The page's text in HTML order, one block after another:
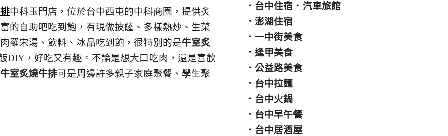
中科玉門店，位於台中西屯的中科商圈，提供炙
的自助吧吃到飽，有現做披薩、多樣熱炒、生菜
羅宋湯、飲料、冰品吃到飽，很特別的是牛室炙
DIY，好吃又有趣。不論是想大口吃肉，還是喜歡
牛室炙燒牛排可是周邊許多親子家庭聚餐、學生聚
． 台中住宿 ．汽車旅館
．澎湖住宿
．一中街美食
．逢甲美食
．公益路美食
． 台中拉麵
． 台中火鍋
． 台中早午餐
． 台中居酒屋